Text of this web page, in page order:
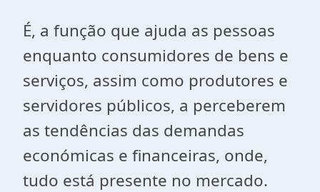
É, a função que ajuda as pessoas
enquanto consumidores de bens e
serviços, assim como produtores e
servidores públicos, a perceberem
as tendências das demandas
económicas e financeiras, onde,
tudo está presente no mercado.